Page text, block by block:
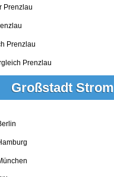
Prenzlau
Prenzlau
Prenzlau
Großstadt Strom